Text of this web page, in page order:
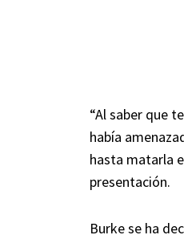
“Al saber que
había
hasta matarla
presentación.
Burke se ha